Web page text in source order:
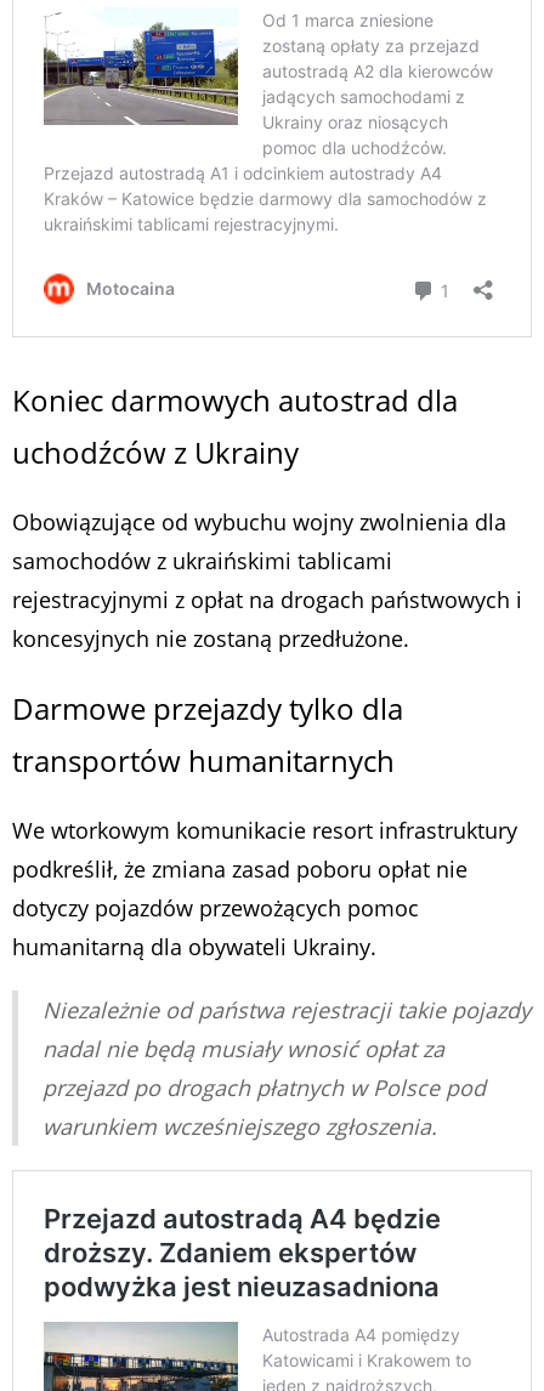
Koniec darmowych autostrad dla
uchodźców z Ukrainy
Obowiązujące od wybuchu wojny zwolnienia dla
samochodów z ukraińskimi tablicami
rejestracyjnymi z opłat na drogach państwowych i
koncesyjnych nie zostaną przedłużone.
Darmowe przejazdy tylko dla
transportów humanitarnych
We wtorkowym komunikacie resort infrastruktury
podkreślił, że zmiana zasad poboru opłat nie
dotyczy pojazdów przewożących pomoc
humanitarną dla obywateli Ukrainy.
Niezależnie od państwa rejestracji takie pojazdy
nadal nie będą musiały wnosić opłat za
przejazd po drogach płatnych w Polsce pod
warunkiem wcześniejszego zgłoszenia.